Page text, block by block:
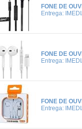
FONE DE
Entrega:
FONE DE
Entrega:
FONE DE
Entrega: